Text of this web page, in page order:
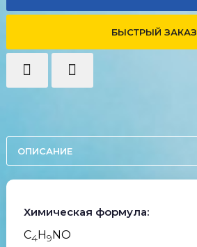
БЫСТРЫЙ ЗАКАЗ
ОПИСАНИЕ
Химическая формула:
C4H9NO